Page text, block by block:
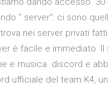
“ server”: ci sono
nei server privati
è facile e immediato
e musica. discord e
ufficiale del team K4,